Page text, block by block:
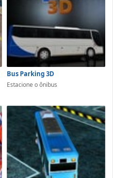
Bus Parking 3D
Estacione o ônibus